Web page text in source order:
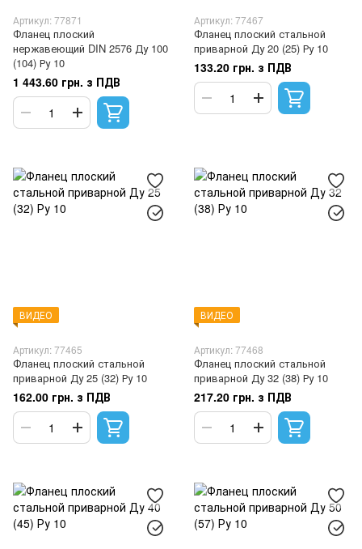
Артикул: 77871
Фланец плоский
нержавеющий DIN 2576 Ду 100
(104) Ру 10
1 443.60 грн. з ПДВ
Артикул: 77467
Фланец плоский стальной
приварной Ду 20 (25) Ру 10
133.20 грн. з ПДВ
ВИДЕО
Артикул: 77465
Фланец плоский стальной
приварной Ду 25 (32) Ру 10
162.00 грн. з ПДВ
ВИДЕО
Артикул: 77468
Фланец плоский стальной
приварной Ду 32 (38) Ру 10
217.20 грн. з ПДВ